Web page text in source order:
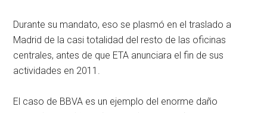
Durante su mandato, eso se plasmó en el traslado a
Madrid de la casi totalidad del resto de las oficinas
centrales, antes de que ETA anunciara el fin de sus
actividades en 2011.
El caso de BBVA es un ejemplo del enorme daño